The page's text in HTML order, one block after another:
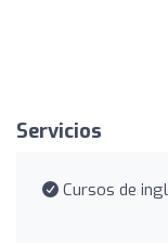
Servicios
Cursos de